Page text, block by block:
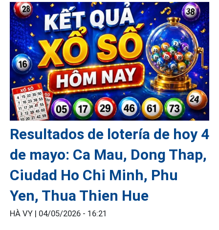
Resultados de lotería de hoy 4
de mayo: Ca Mau, Dong Thap,
Ciudad Ho Chi Minh, Phu
Yen, Thua Thien Hue
HÀ VY | 04/05/2026 - 16:21